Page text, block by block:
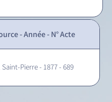
- Année - N° Acte
Pierre - 1877 - 689